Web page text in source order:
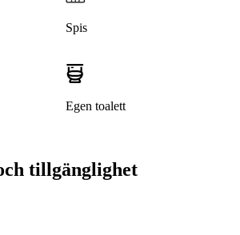
Spis
Egen toalett
tillgänglighet